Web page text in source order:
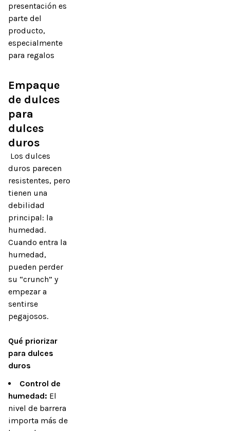
presentación es
parte del
producto,
especialmente
para regalos
Empaque
de dulces
para
dulces
duros
duros parecen
resistentes, pero
tienen una
debilidad
principal: la
humedad.
Cuando entra la
humedad,
pueden perder
su “crunch” y
empezar a
sentirse
pegajosos.
Qué priorizar
para dulces
duros
Control de
humedad: El
nivel de barrera
importa más de